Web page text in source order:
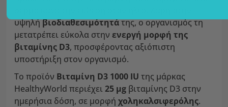
υψηλήβιοδιαθεσιμότητάτης, ο οργανισμός τη
μετατρέπει εύκολα στην ενεργή μορφή της
βιταμίνης D3, προσφέροντας αξιόπιστη
υποστήριξη στον οργανισμό.
Το προϊόν Βιταμίνη D3 1000 IU της μάρκας
HealthyWorld περιέχει25 μg βιταμίνης D3 στην
ημερήσια δόση, σε μορφή χοληκαλσιφερόλης.